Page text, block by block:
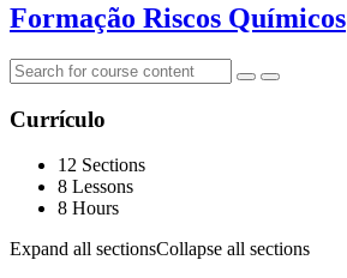
Formação Riscos Químicos
Currículo
12 Sections
8 Lessons
8 Hours
Expand all sectionsCollapse all sections